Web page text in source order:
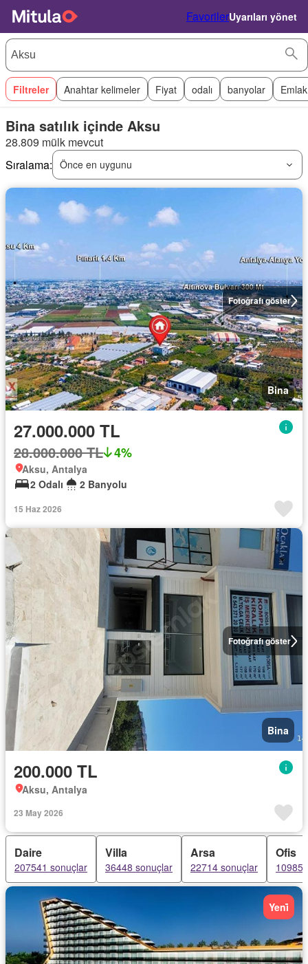
FavorilerUyarıları yönet
Filtreler Anahtar kelimeler Fiyat odalı banyolar
Bina satılık içinde Aksu
28.809 mülk mevcut
Sıralama: Önce en uygunu
Fotoğrafı göster
Bina
27.000.000 TL
28.000.000 TL 4%
Aksu, Antalya
2 Odalı
2 Banyolu
15 Haz 2026
Fotoğrafı göster
Bina
200.000 TL
Aksu, Antalya
23 May 2026
Daire
207541 sonuçlar
Villa
36448 sonuçlar
Arsa
22714 sonuçlar
Ofis
10985
Yeni̇